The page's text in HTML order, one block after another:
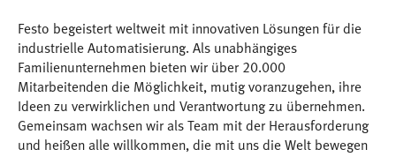
Festo begeistert weltweit mit innovativen Lösungen für die
industrielle Automatisierung. Als unabhängiges
Familienunternehmen bieten wir über 20.000
Mitarbeitenden die Möglichkeit, mutig voranzugehen, ihre
Ideen zu verwirklichen und Verantwortung zu übernehmen.
Gemeinsam wachsen wir als Team mit der Herausforderung
und heißen alle willkommen, die mit uns die Welt bewegen